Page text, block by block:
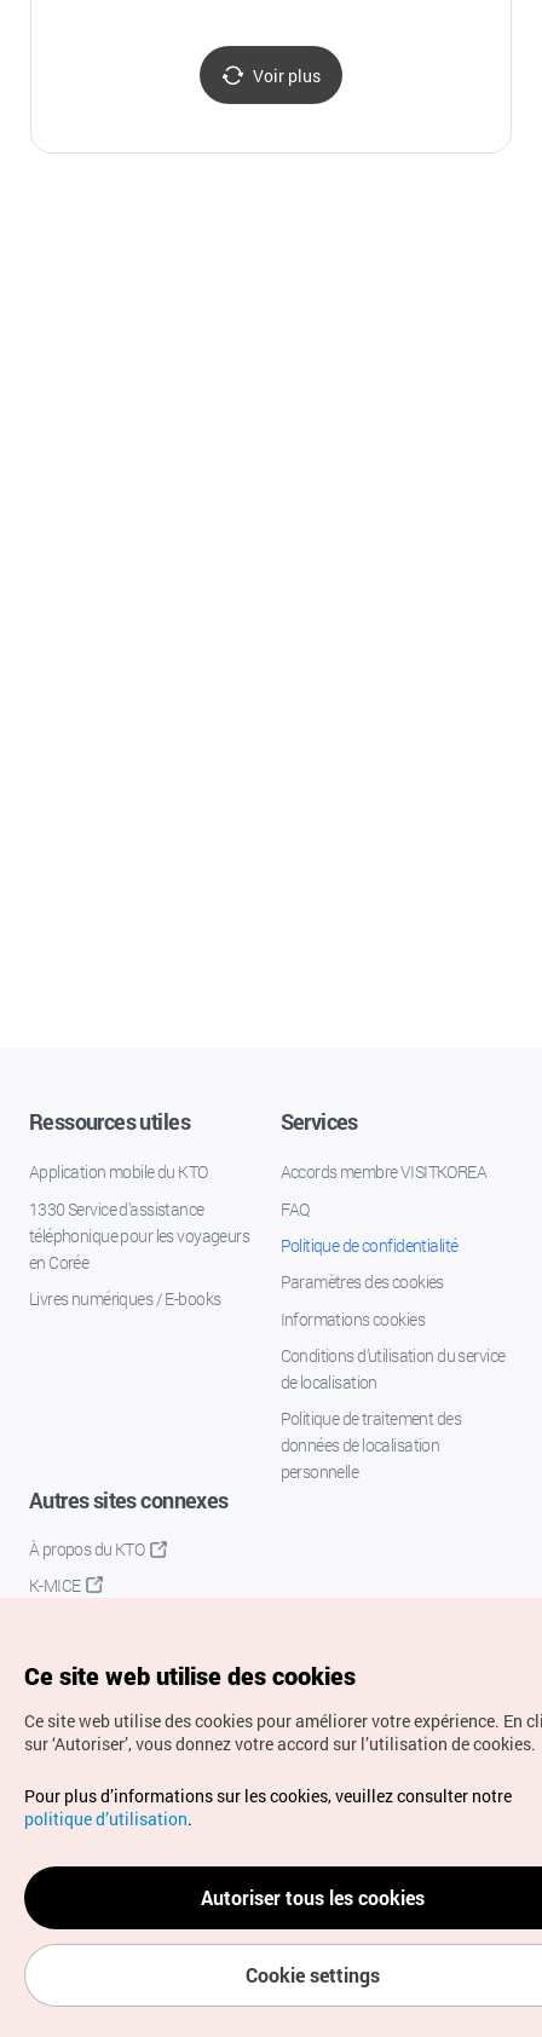
Voir plus
Ressources utiles
Application mobile du KTO
1330 Service d'assistance
téléphonique pour les voyageurs
en Corée
Livres numériques / E-books
Services
Accords membre VISITKOREA
FAQ
Politique de confidentialité
Paramètres des cookies
Informations cookies
Conditions d’utilisation du service
de localisation
Politique de traitement des
données de localisation
personnelle
Autres sites connexes
À propos du KTO
K-MICE
Droits d’auteur (c) Office National du Tourisme en Corée.
Tous droits réservés.
Pour les rapports d'erreurs et demandes de renseignements,
adressez vos demandes à
info.ontc@gmail.com
Ce site web utilise des cookies
Ce site web utilise des cookies pour améliorer votre expérience. En
sur ‘Autoriser’, vous donnez votre accord sur l’utilisation de cookies.
Pour plus d’informations sur les cookies, veuillez consulter notre
politique d’utilisation.
Autoriser tous les cookies
Cookie settings